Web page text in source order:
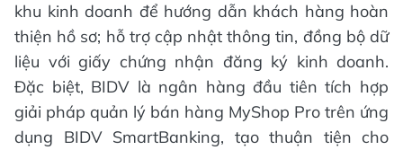
khu kinh doanh để hướng dẫn khách hàng hoàn
thiện hồ sơ; hỗ trợ cập nhật thông tin, đồng bộ dữ
liệu với giấy chứng nhận đăng ký kinh doanh.
Đặc biệt, BIDV là ngân hàng đầu tiên tích hợp
giải pháp quản lý bán hàng MyShop Pro trên ứng
dụng BIDV SmartBanking, tạo thuận tiện cho